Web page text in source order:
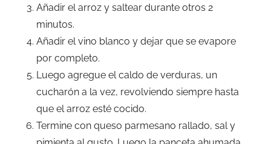
Añadir el arroz y saltear durante otros 2
minutos.
Añadir el vino blanco y dejar que se evapore
por completo.
Luego agregue el caldo de verduras, un
cucharón a la vez, revolviendo siempre hasta
que el arroz esté cocido.
Termine con queso parmesano rallado, sal y